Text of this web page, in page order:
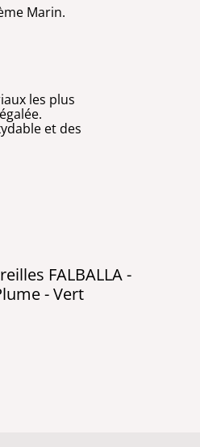
Marin.
les plus
et des
FALBALLA -
- Vert